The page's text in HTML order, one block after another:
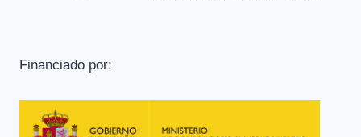
Financiado por: